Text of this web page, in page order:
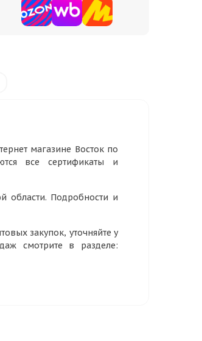
магазине Восток по
все сертификаты и
области. Подробности и
закупок, уточняйте у
смотрите в разделе: